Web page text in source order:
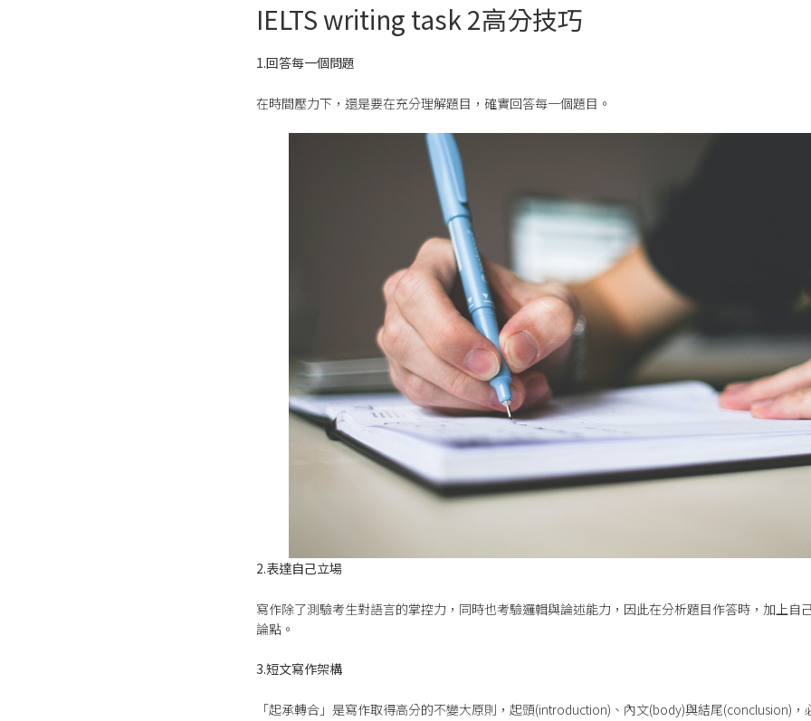
IELTS writing task 2高分技巧
1.回答每一個問題
在時間壓力下，還是要在充分理解題目，確實回答每一個題目。
2.表達自己立場
寫作除了測驗考生對語言的掌控力，同時也考驗邏輯與論述能力，因此在分析題目作答時，加上自
論點。
3.短文寫作架構
「起承轉合」是寫作取得高分的不變大原則，起頭(introduction)、內文(body)與結尾(conclusion)